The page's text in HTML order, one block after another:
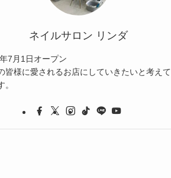
ネイルサロン リンダ
7月1日オープン
皆様に愛されるお店にしていきたいと考えて
。